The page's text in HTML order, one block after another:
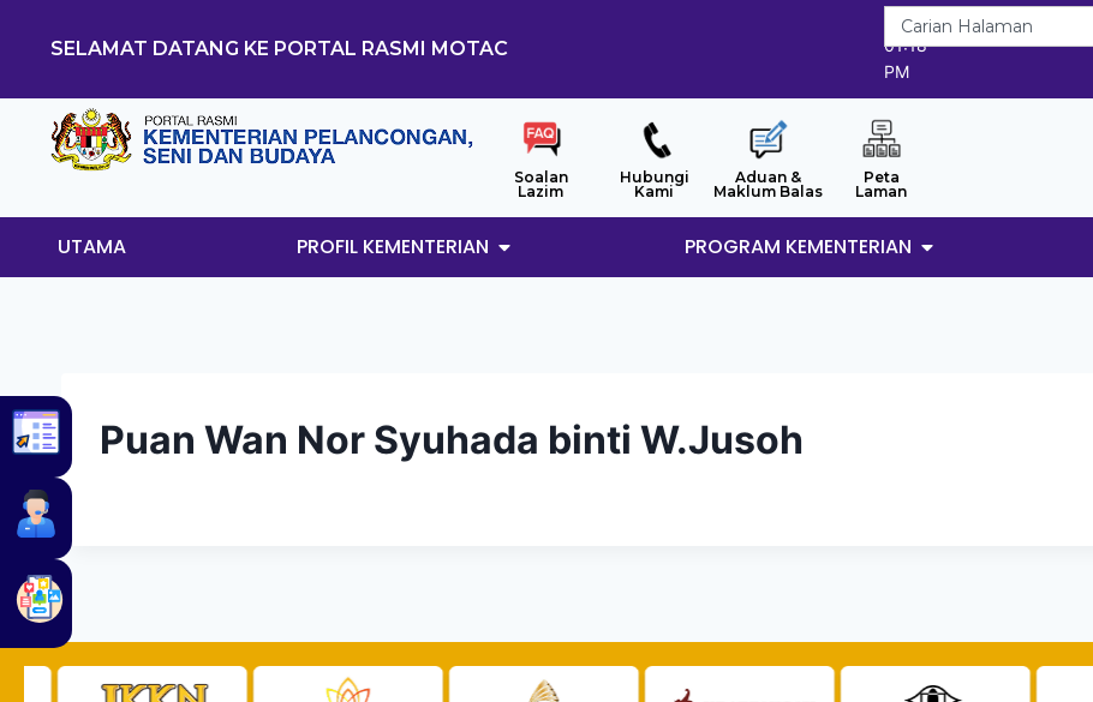
SELAMAT DATANG KE PORTAL RASMI MOTAC
9/8/2026
01:18
PM
Soalan
Lazim
Hubungi
Kami
Aduan &
Maklum Balas
Peta
Laman
UTAMA PROFIL KEMENTERIAN PROGRAM KEMENTERIAN
Puan Wan Nor Syuhada binti W.Jusoh